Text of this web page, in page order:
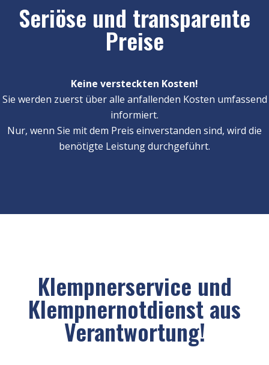
Seriöse und transparente
Preise
Keine versteckten Kosten!
Sie werden zuerst über alle anfallenden Kosten umfassend
informiert.
Nur, wenn Sie mit dem Preis einverstanden sind, wird die
benötigte Leistung durchgeführt.
Klempnerservice und
Klempnernotdienst aus
Verantwortung!